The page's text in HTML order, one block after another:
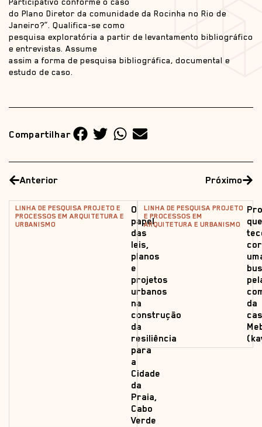
do Plano Diretor da comunidade da Rocinha no Rio de
Janeiro?”. Qualifica-se como
pesquisa exploratória a partir de levantamento bibliográfico
e entrevistas. Assume
assim a forma de pesquisa bibliográfica, documental e
estudo de caso.
Compartilhar
Anterior
LINHA DE PESQUISA PROJETO E
PROCESSOS EM ARQUITETURA E
URBANISMO
O
papel
das
leis,
planos
e
projetos
urbanos
na
construção
da
resiliência
para
a
Cidade
da
Praia,
Cabo
Verde
Próximo
LINHA DE PESQUISA PROJETO
E PROCESSOS EM
ARQUITETURA E URBANISMO
que
da